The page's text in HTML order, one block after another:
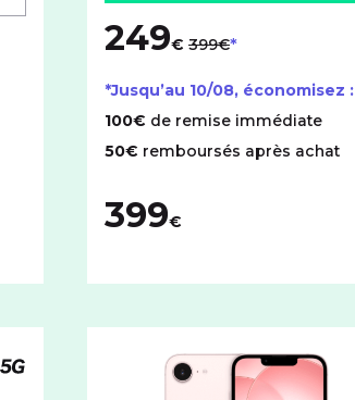
249€ 399€
*Jusqu’au 10/08, économisez :
100€ de remise immédiate
50€ remboursés après achat
399€
Téléphone compatible 5G